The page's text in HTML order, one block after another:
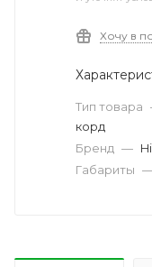
Хочу в
Тип товара
корд
Бренд —
Габариты